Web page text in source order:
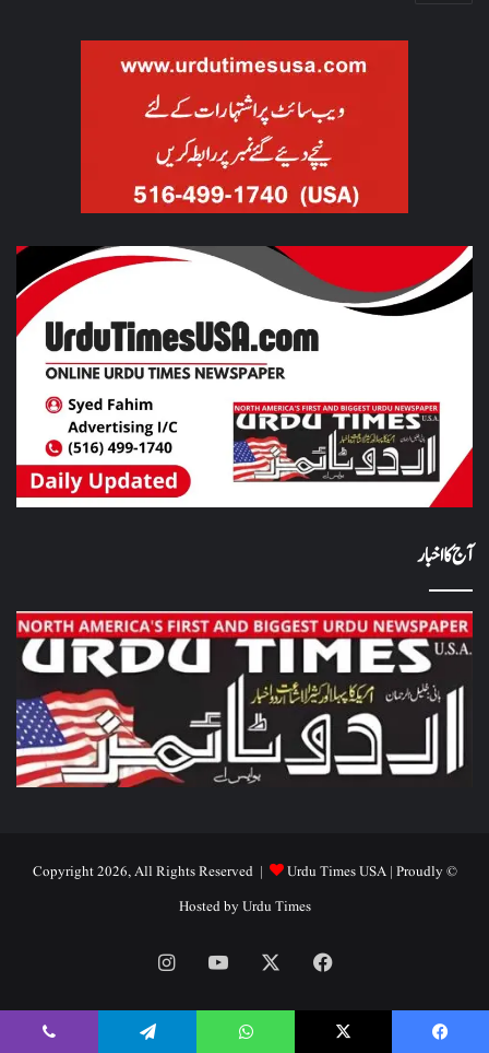
آج کا اخبار
© Copyright 2026, All Rights Reserved |
Urdu Times USA| Proudly
Hosted byUrdu Times
Facebook
YouTube